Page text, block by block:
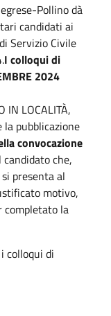
Pollino dà
candidati ai
Servizio Civile
I colloqui di
2024
IN LOCALITÀ,
la pubblicazione
convocazione
che,
presenta al
motivo,
completato la
colloqui di